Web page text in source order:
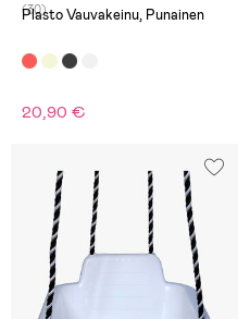
(30)
Plasto Vauvakeinu, Punainen
20,90 €